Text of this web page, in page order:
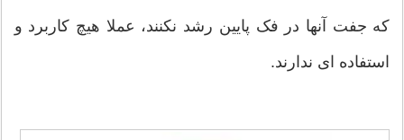
که جفت آنها در فک پایین رشد نکنند، عملا هیچ کاربرد و
استفاده ای ندارند.